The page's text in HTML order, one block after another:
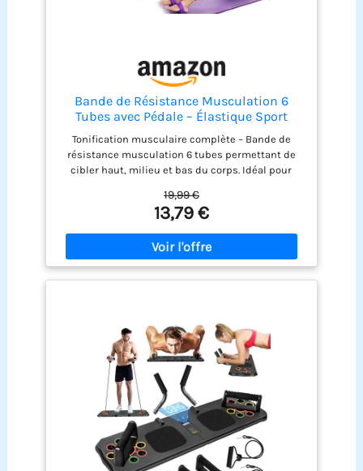
Bande de Résistance Musculation 6
Tubes avec Pédale – Élastique Sport
Maison Fitness, Extenseur Élastique avec
Poignées Antidérapantes pour
Abdominaux et Entraînement Complet
(Violet, 6 Tubes)
Tonification musculaire complète – Bande de
résistance musculation 6 tubes permettant de
cibler haut, milieu et bas du corps. Idéal pour
maison. Équipement compact pour sport maison
– Conçu pour remplacer les machines
encombrantes, ce resistance band avec pédale et
poignées texturées s’utilise partout sans besoin
d’espace dédié. Confort et sécurité – Mousse
antidérapante intégrée aux poignées et pédales,
comme aux sportifs confirmés. Design pliable et
pratique – Élastique musculation facile à ranger
dans un sac de sport ou une valise, parfait pour
l’entraînement en voyage, à domicile ou en salle.
Matériau résistant et durable – Fabriqué en latex
haute élasticité, ce extenseur élastique sport
conserve sa tension même après des
entraînements prolongés.
19,99 €
13,79 €